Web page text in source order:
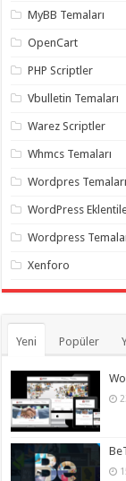
twitter
hilesi ,
takipçi
instagram
hilesi ,
MyBB Temaları
OpenCart
PHP Scriptler
Vbulletin Temaları
Warez Scriptler
Whmcs Temaları
Wordpres Temaları
WordPress
Wordpress
Xenforo
Yeni Popüler